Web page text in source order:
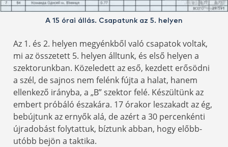
A 15 órai állás. Csapatunk az 5. helyen
Az 1. és 2. helyen megyénkből való csapatok voltak,
mi az összetett 5. helyen álltunk, és első helyen a
szektorunkban. Közeledett az eső, kezdett erősödni
a szél, de sajnos nem felénk fújta a halat, hanem
ellenkező irányba, a „B” szektor felé. Készültünk az
embert próbáló északára. 17 órakor leszakadt az ég,
bebújtunk az ernyők alá, de azért a 30 percenkénti
újradobást folytattuk, bíztunk abban, hogy előbb-
utóbb bejön a taktika.